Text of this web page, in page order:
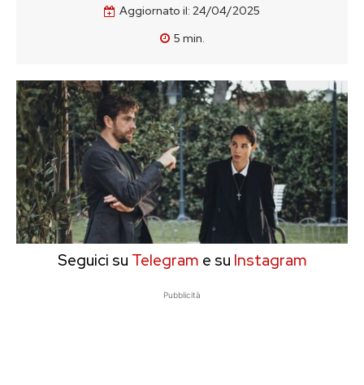
Aggiornato il: 24/04/2025
5 min.
Seguici su Telegram e su Instagram
Pubblicità